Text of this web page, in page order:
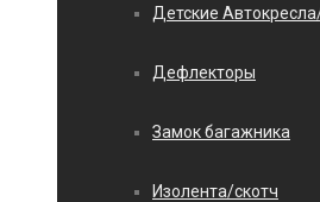
Детские
Дефлекторы
Замок багажника
Изолента/скотч